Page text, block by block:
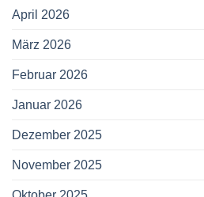
April 2026
März 2026
Februar 2026
Januar 2026
Dezember 2025
November 2025